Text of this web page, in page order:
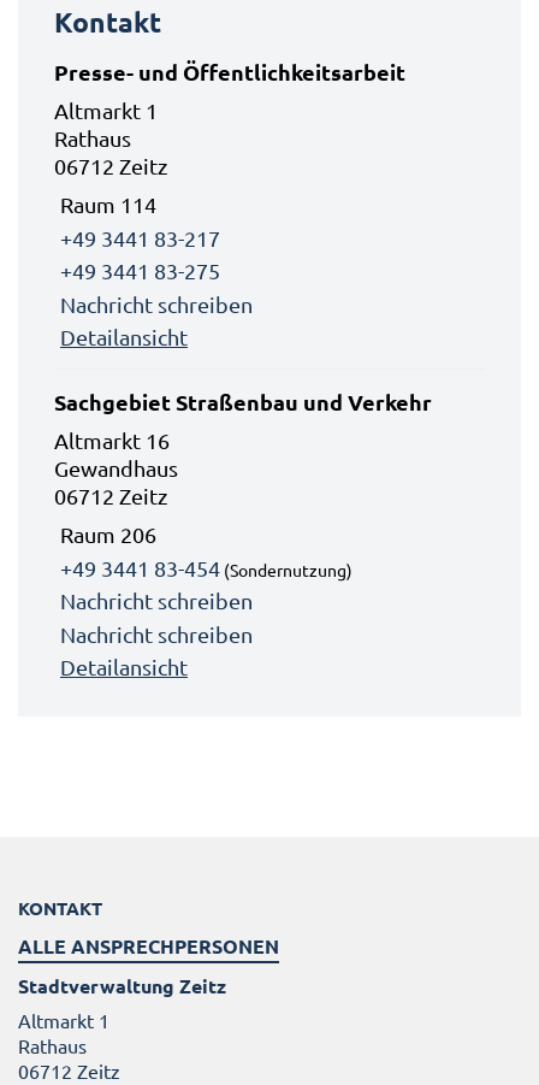
Kontakt
Presse- und Öffentlichkeitsarbeit
Altmarkt 1
Rathaus
06712 Zeitz
Raum 114
+49 3441 83-217
+49 3441 83-275
Nachricht schreiben
Detailansicht
Sachgebiet Straßenbau und Verkehr
Altmarkt 16
Gewandhaus
06712 Zeitz
Raum 206
+49 3441 83-454 (Sondernutzung)
Nachricht schreiben
Nachricht schreiben
Detailansicht
KONTAKT
ALLE ANSPRECHPERSONEN
Stadtverwaltung Zeitz
Altmarkt 1
Rathaus
06712 Zeitz